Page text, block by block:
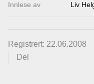
Innlese av Liv
Registrert: 22.06.2008
Del